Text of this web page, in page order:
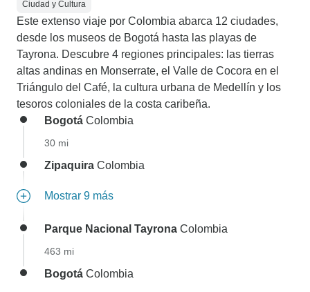
Ciudad y Cultura
Este extenso viaje por Colombia abarca 12 ciudades,
desde los museos de Bogotá hasta las playas de
Tayrona. Descubre 4 regiones principales: las tierras
altas andinas en Monserrate, el Valle de Cocora en el
Triángulo del Café, la cultura urbana de Medellín y los
tesoros coloniales de la costa caribeña.
Bogotá Colombia
30 mi
Zipaquira Colombia
Mostrar 9 más
Parque Nacional Tayrona Colombia
463 mi
Bogotá Colombia